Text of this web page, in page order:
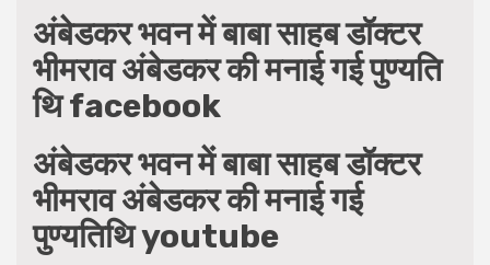
अंबेडकर भवन में बाबा साहब डॉक्टर
भीमराव अंबेडकर की मनाई गई पुण्यति
थि facebook
अंबेडकर भवन में बाबा साहब डॉक्टर
भीमराव अंबेडकर की मनाई गई
पुण्यतिथि youtube